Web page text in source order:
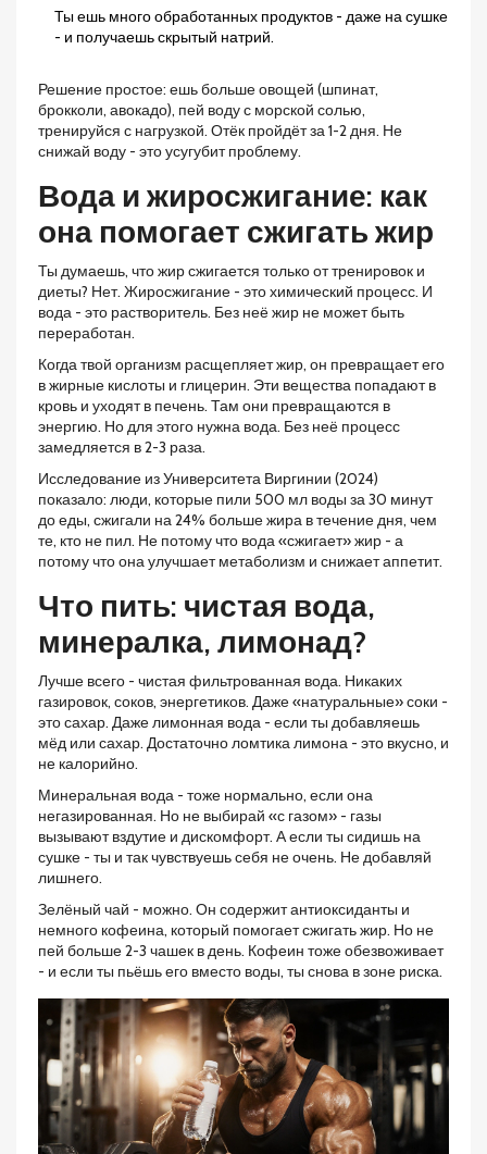
Ты ешь много обработанных продуктов - даже на сушке
- и получаешь скрытый натрий.
Решение простое: ешь больше овощей (шпинат,
брокколи, авокадо), пей воду с морской солью,
тренируйся с нагрузкой. Отёк пройдёт за 1-2 дня. Не
снижай воду - это усугубит проблему.
Вода и жиросжигание: как
она помогает сжигать жир
Ты думаешь, что жир сжигается только от тренировок и
диеты? Нет. Жиросжигание - это химический процесс. И
вода - это растворитель. Без неё жир не может быть
переработан.
Когда твой организм расщепляет жир, он превращает его
в жирные кислоты и глицерин. Эти вещества попадают в
кровь и уходят в печень. Там они превращаются в
энергию. Но для этого нужна вода. Без неё процесс
замедляется в 2-3 раза.
Исследование из Университета Виргинии (2024)
показало: люди, которые пили 500 мл воды за 30 минут
до еды, сжигали на 24% больше жира в течение дня, чем
те, кто не пил. Не потому что вода «сжигает» жир - а
потому что она улучшает метаболизм и снижает аппетит.
Что пить: чистая вода,
минералка, лимонад?
Лучше всего - чистая фильтрованная вода. Никаких
газировок, соков, энергетиков. Даже «натуральные» соки -
это сахар. Даже лимонная вода - если ты добавляешь
мёд или сахар. Достаточно ломтика лимона - это вкусно, и
не калорийно.
Минеральная вода - тоже нормально, если она
негазированная. Но не выбирай «с газом» - газы
вызывают вздутие и дискомфорт. А если ты сидишь на
сушке - ты и так чувствуешь себя не очень. Не добавляй
лишнего.
Зелёный чай - можно. Он содержит антиоксиданты и
немного кофеина, который помогает сжигать жир. Но не
пей больше 2-3 чашек в день. Кофеин тоже обезвоживает
- и если ты пьёшь его вместо воды, ты снова в зоне риска.